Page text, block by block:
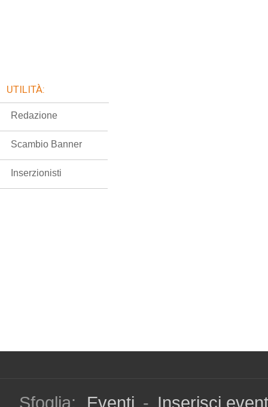
UTILITÀ:
Redazione
Scambio Banner
Inserzionisti
Sfoglia: Eventi - Inserisci